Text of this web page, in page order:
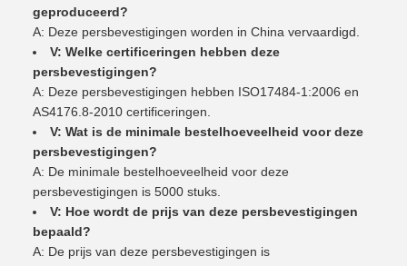
geproduceerd?
A: Deze persbevestigingen worden in China vervaardigd.
V: Welke certificeringen hebben deze
persbevestigingen?
A: Deze persbevestigingen hebben ISO17484-1:2006 en
AS4176.8-2010 certificeringen.
V: Wat is de minimale bestelhoeveelheid voor deze
persbevestigingen?
A: De minimale bestelhoeveelheid voor deze
persbevestigingen is 5000 stuks.
V: Hoe wordt de prijs van deze persbevestigingen
bepaald?
A: De prijs van deze persbevestigingen is